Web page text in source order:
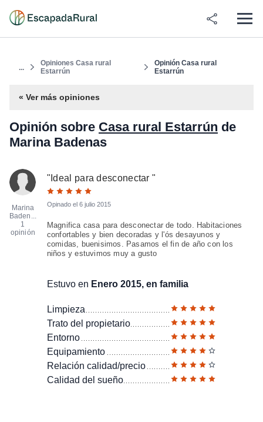
...
Opiniones Casa rural
Estarrún
Opinión Casa rural
Estarrún
« Ver más opiniones
Opinión sobre Casa rural Estarrún de
Marina Badenas
Marina
Baden...
1
opinión
" Ideal para desconectar"
Opinado el 6 julio 2015
Magnifica casa para desconectar de todo. Habitaciones
confortables y bien decoradas y l'ós desayunos y
comidas, buenisimos. Pasamos el fin de año con los
niños y estuvimos muy a gusto
Estuvo en Enero 2015, en familia
Limpieza
Trato del propietario
Entorno
Equipamiento
Relación calidad/precio
Calidad del sueño